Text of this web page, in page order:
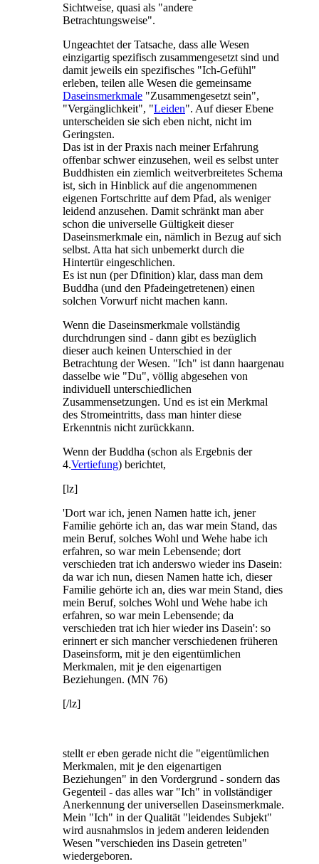
Sichtweise, quasi als "andere
Betrachtungsweise".
Ungeachtet der Tatsache, dass alle Wesen
einzigartig spezifisch zusammengesetzt sind und
damit jeweils ein spezifisches "Ich-Gefühl"
erleben, teilen alle Wesen die gemeinsame
Daseinsmerkmale "Zusammengesetzt sein",
"Vergänglichkeit", "Leiden". Auf dieser Ebene
unterscheiden sie sich eben nicht, nicht im
Geringsten.
Das ist in der Praxis nach meiner Erfahrung
offenbar schwer einzusehen, weil es selbst unter
Buddhisten ein ziemlich weitverbreitetes Schema
ist, sich in Hinblick auf die angenommenen
eigenen Fortschritte auf dem Pfad, als weniger
leidend anzusehen. Damit schränkt man aber
schon die universelle Gültigkeit dieser
Daseinsmerkmale ein, nämlich in Bezug auf sich
selbst. Atta hat sich unbemerkt durch die
Hintertür eingeschlichen.
Es ist nun (per Dfinition) klar, dass man dem
Buddha (und den Pfadeingetretenen) einen
solchen Vorwurf nicht machen kann.
Wenn die Daseinsmerkmale vollständig
durchdrungen sind - dann gibt es bezüglich
dieser auch keinen Unterschied in der
Betrachtung der Wesen. "Ich" ist dann haargenau
dasselbe wie "Du", völlig abgesehen von
individuell unterschiedlichen
Zusammensetzungen. Und es ist ein Merkmal
des Stromeintritts, dass man hinter diese
Erkenntnis nicht zurückkann.
Wenn der Buddha (schon als Ergebnis der
4.Vertiefung) berichtet,
[lz]
'Dort war ich, jenen Namen hatte ich, jener
Familie gehörte ich an, das war mein Stand, das
mein Beruf, solches Wohl und Wehe habe ich
erfahren, so war mein Lebensende; dort
verschieden trat ich anderswo wieder ins Dasein:
da war ich nun, diesen Namen hatte ich, dieser
Familie gehörte ich an, dies war mein Stand, dies
mein Beruf, solches Wohl und Wehe habe ich
erfahren, so war mein Lebensende; da
verschieden trat ich hier wieder ins Dasein': so
erinnert er sich mancher verschiedenen früheren
Daseinsform, mit je den eigentümlichen
Merkmalen, mit je den eigenartigen
Beziehungen. (MN 76)
[/lz]
stellt er eben gerade nicht die "eigentümlichen
Merkmalen, mit je den eigenartigen
Beziehungen" in den Vordergrund - sondern das
Gegenteil - das alles war "Ich" in vollständiger
Anerkennung der universellen Daseinsmerkmale.
Mein "Ich" in der Qualität "leidendes Subjekt"
wird ausnahmslos in jedem anderen leidenden
Wesen "verschieden ins Dasein getreten"
wiedergeboren.